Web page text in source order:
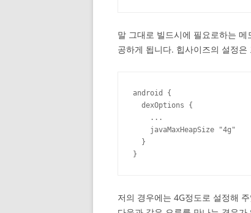
말 그대로 빌드시에 필요로하는
공하게 됩니다. 힙사이즈의 설정
android {
  dexOptions {
    ...
    javaMaxHeapSize "4g"
  }
}
저의 경우에는 4G정도로 설정해